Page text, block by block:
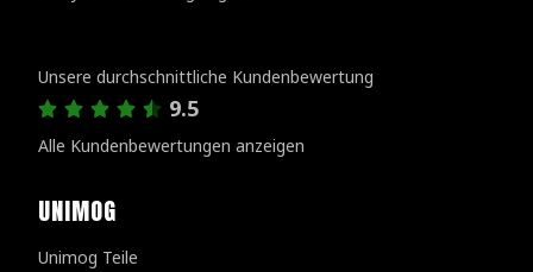
Unsere durchschnittliche Kundenbewertung
9.5
Alle Kundenbewertungen anzeigen
UNIMOG
Unimog Teile